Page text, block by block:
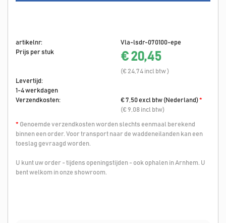
artikelnr:
Vla-lsdr-070100-epe
Prijs per stuk
€ 20,45
(€ 24,74 incl btw )
Levertijd:
1-4 werkdagen
Verzendkosten:
€ 7,50 excl btw (Nederland)*
(€ 9,08 incl btw)
* Genoemde verzendkosten worden slechts eenmaal berekend
binnen een order. Voor transport naar de waddeneilanden kan een
toeslag gevraagd worden.
U kunt uw order - tijdens openingstijden - ook ophalen in Arnhem. U
bent welkom in onze showroom.